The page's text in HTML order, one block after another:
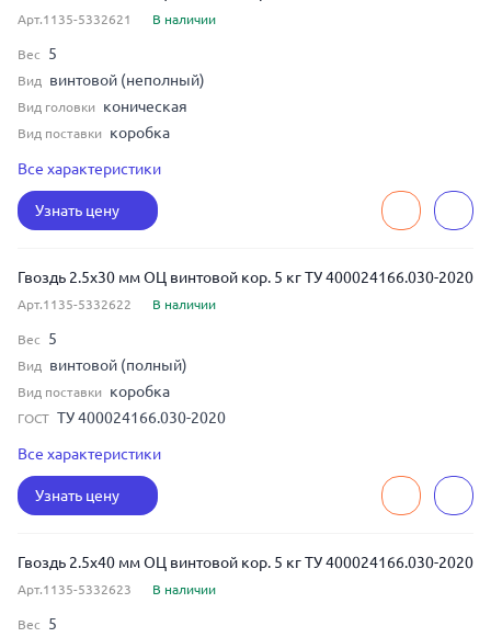
Арт.1135-5332621 В наличии
Вес 5
Вид винтовой (неполный)
Вид головки коническая
Вид поставки коробка
Длина 90
Все характеристики
Узнать цену
Гвоздь 2.5x30 мм ОЦ винтовой кор. 5 кг ТУ 400024166.030-2020
Арт.1135-5332622 В наличии
Вес 5
Вид винтовой (полный)
Вид поставки коробка
ГОСТ ТУ 400024166.030-2020
Материал оцинкованная сталь
Все характеристики
Узнать цену
Гвоздь 2.5x40 мм ОЦ винтовой кор. 5 кг ТУ 400024166.030-2020
Арт.1135-5332623 В наличии
Вес 5